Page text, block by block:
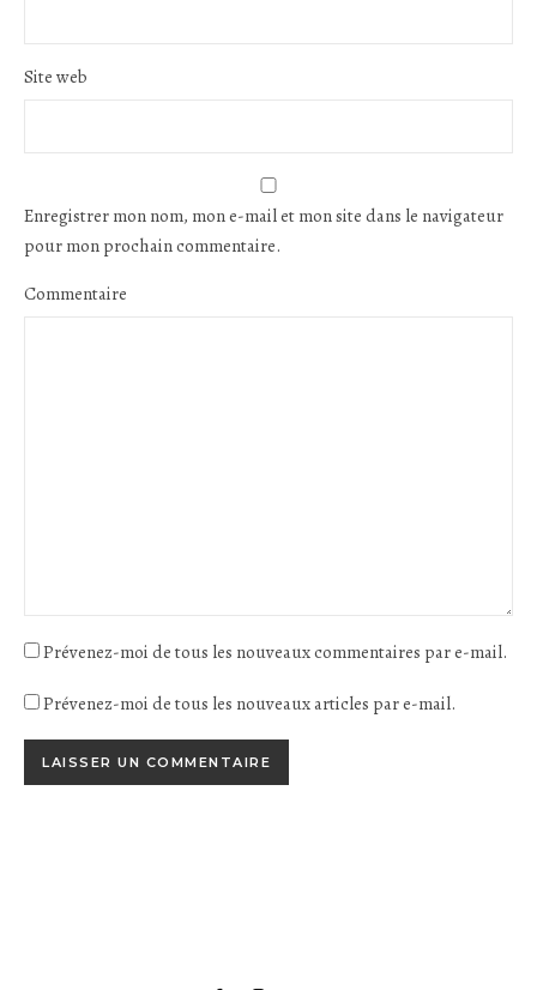
Site web
Enregistrer mon nom, mon e-mail et mon site dans le navigateur
pour mon prochain commentaire.
Commentaire
Prévenez-moi de tous les nouveaux commentaires par e-mail.
Prévenez-moi de tous les nouveaux articles par e-mail.